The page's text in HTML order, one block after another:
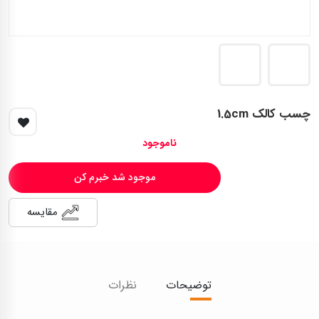
چسب کالک 1.5cm
ناموجود
موجود شد خبرم کن
مقایسه
توضیحات نظرات